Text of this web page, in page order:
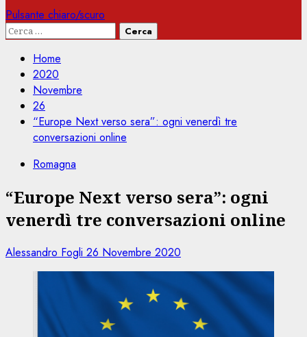
Pulsante chiaro/scuro
Ricerca
Home
2020
Novembre
26
“Europe Next verso sera”: ogni venerdì tre
conversazioni online
Romagna
“Europe Next verso sera”: ogni
venerdì tre conversazioni online
Alessandro Fogli 26 Novembre 2020